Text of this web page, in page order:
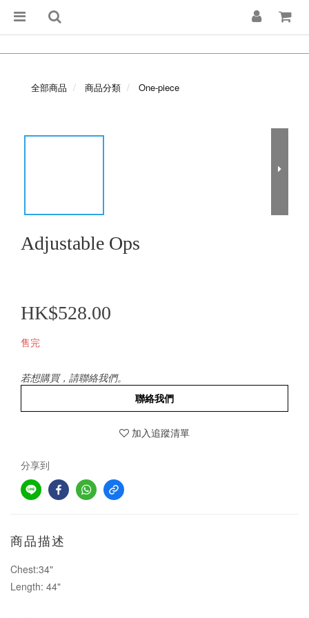
全部商品 商品分類 One-piece
Adjustable Ops
HK$528.00
售完
若想購買，請聯絡我們。
聯絡我們
加入追蹤清單
分享到
商品描述
Chest:34"
Length: 44"